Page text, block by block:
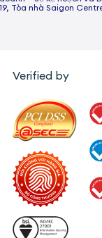
Tòa nhà Saigon
Verified by